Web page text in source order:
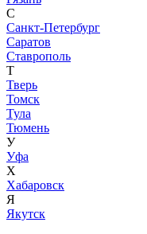
С
Санкт-Петербург
Саратов
Ставрополь
Т
Тверь
Томск
Тула
Тюмень
У
Уфа
Х
Хабаровск
Я
Якутск